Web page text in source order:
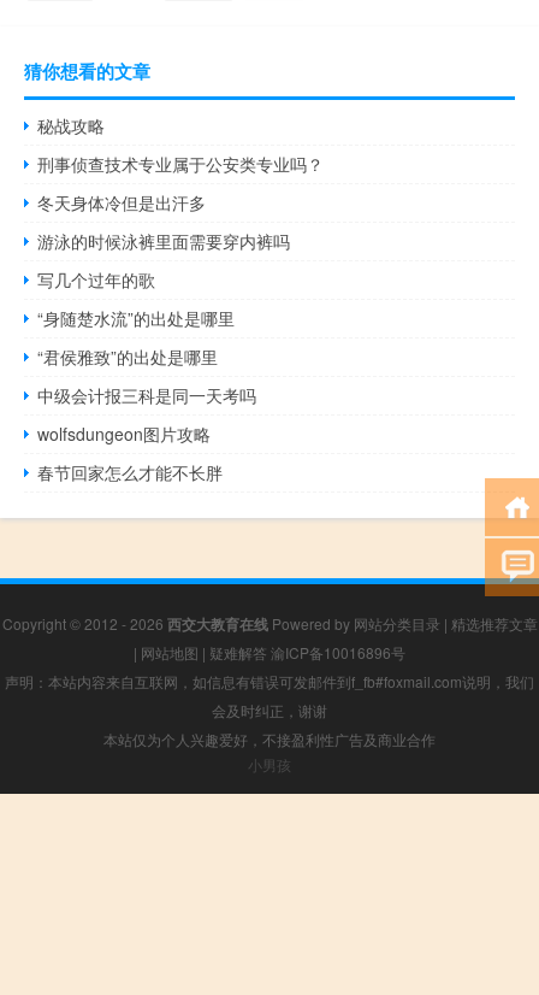
猜你想看的文章
秘战攻略
刑事侦查技术专业属于公安类专业吗？
冬天身体冷但是出汗多
游泳的时候泳裤里面需要穿内裤吗
写几个过年的歌
“身随楚水流”的出处是哪里
“君侯雅致”的出处是哪里
中级会计报三科是同一天考吗
wolfsdungeon图片攻略
春节回家怎么才能不长胖
Copyright © 2012 - 2026 西交大教育在线Powered by 网站分类目录 | 精选推荐文章
| 网站地图 | 疑难解答 渝ICP备10016896号
声明：本站内容来自互联网，如信息有错误可发邮件到f_fb#foxmail.com说明，我们
会及时纠正，谢谢
本站仅为个人兴趣爱好，不接盈利性广告及商业合作
小男孩